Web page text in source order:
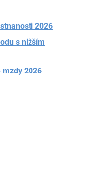
2026
s nižším
mzdy 2026